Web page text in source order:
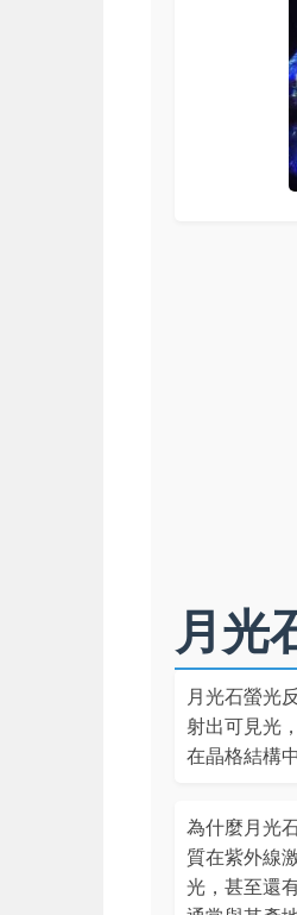
月光
月光石螢光
射出可見光
在晶格結構
為什麼月光
質在紫外線
光，甚至還